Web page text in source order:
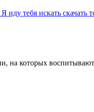
иду тебя искать скачать
которых